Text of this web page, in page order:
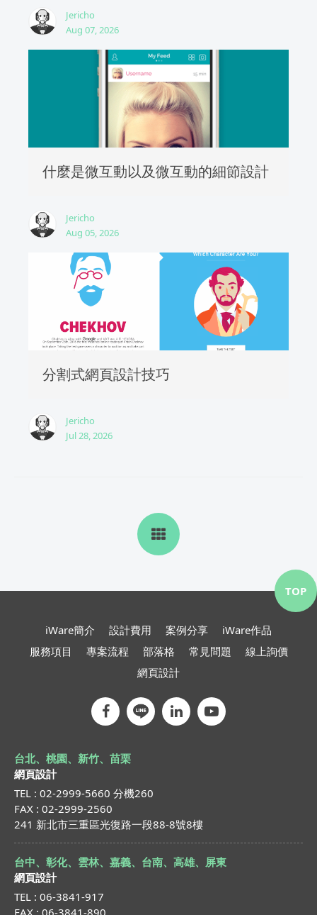
Jericho
Aug 07, 2026
什麼是微互動以及微互動的細節設計
Jericho
Aug 05, 2026
分割式網頁設計技巧
Jericho
Jul 28, 2026
iWare簡介 設計費用 案例分享
iWare作品
服務項目
專案流程 部落格 常見問題
線上詢價
網頁設計
台北、桃園、新竹、苗栗
網頁設計
TEL : 02-2999-5660 分機260
FAX : 02-2999-2560
241 新北市三重區光復路一段88-8號8樓
台中、彰化、雲林、嘉義、台南、高雄、屏東
網頁設計
TEL : 06-3841-917
FAX : 06-3841-890
TOP